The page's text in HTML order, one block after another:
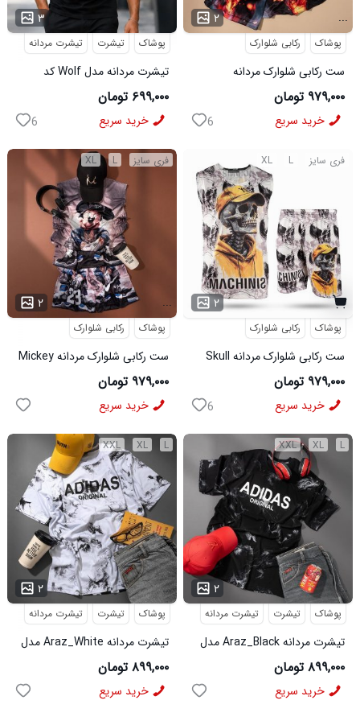
۳
پوشاک تیشرت تیشرت مردانه
تیشرت مردانه مدل Wolf کد
5631
۶۹۹,۰۰۰ تومان
خرید سریع 6
۲ ...
پوشاک رکابی شلوارک
ست رکابی شلوارک مردانه
Lion_Black مدل 3997
۹۷۹,۰۰۰ تومان
خرید سریع 6
فری سایز L
XL
۲ ...
پوشاک رکابی شلوارک
ست رکابی شلوارک مردانه Mickey
مدل 3996
۹۷۹,۰۰۰ تومان
خرید سریع
فری سایز L
XL
۲
پوشاک رکابی شلوارک
ست رکابی شلوارک مردانه Skull
مدل 3995
۹۷۹,۰۰۰ تومان
خرید سریع 6
L
XL
XXL
۲ ...
پوشاک تیشرت تیشرت مردانه
تیشرت مردانه Araz_White مدل
3992
۸۹۹,۰۰۰ تومان
خرید سریع
L
XL
XXL
۲ ...
پوشاک تیشرت تیشرت مردانه
تیشرت مردانه Araz_Black مدل
3991
۸۹۹,۰۰۰ تومان
خرید سریع